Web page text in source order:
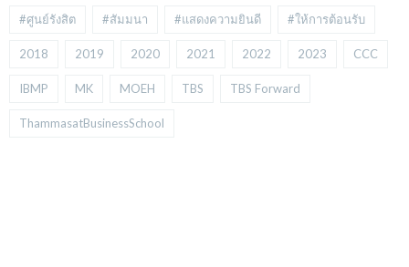
#ศูนย์รังสิต #สัมมนา #แสดงความยินดี #ให้การต้อนรับ
2018 2019 2020 2021 2022 2023 CCC
IBMP MK MOEH TBS TBS Forward
ThammasatBusinessSchool